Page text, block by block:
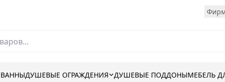
ВАННЫДУШЕВЫЕ ОГРАЖДЕНИЯ ДУШЕВЫЕ ПОДДОНЫМЕБЕЛЬ